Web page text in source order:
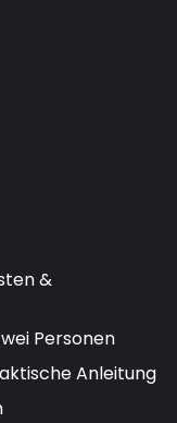
&
Personen
Anleitung